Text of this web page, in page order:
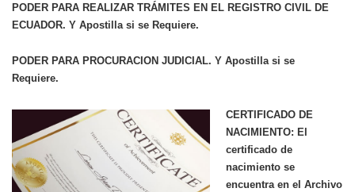
PODER PARA REALIZAR TRÁMITES EN EL REGISTRO CIVIL DE
ECUADOR. Y Apostilla si se Requiere.
PODER PARA PROCURACION JUDICIAL. Y Apostilla si se
Requiere.
CERTIFICADO DE
NACIMIENTO: El
certificado de
nacimiento se
encuentra en el Archivo